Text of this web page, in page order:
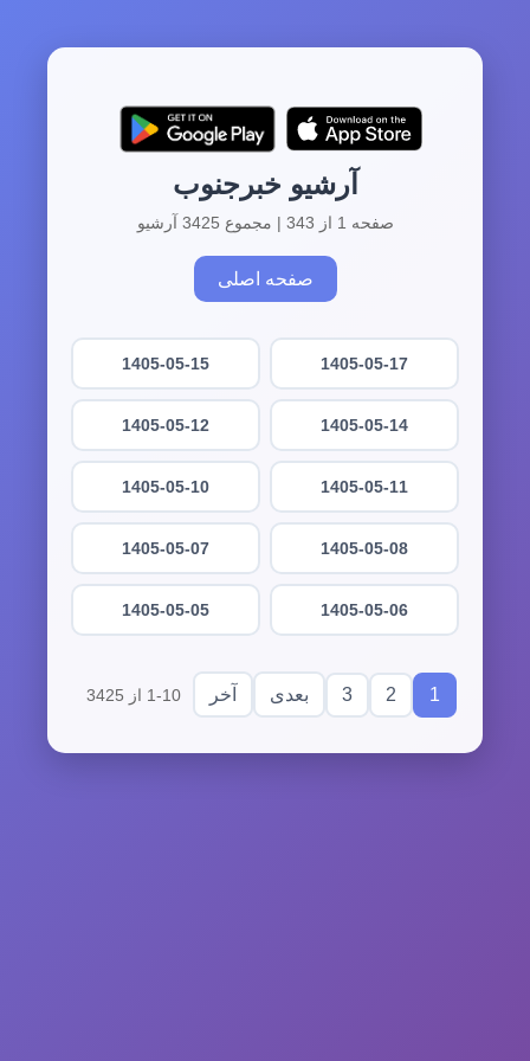
آرشیو خبرجنوب
صفحه 1 از 343 | مجموع 3425 آرشیو
صفحه اصلی
1405-05-17
1405-05-15
1405-05-14
1405-05-12
1405-05-11
1405-05-10
1405-05-08
1405-05-07
1405-05-06
1405-05-05
1
2
3 بعدی آخر 1-10 از 3425